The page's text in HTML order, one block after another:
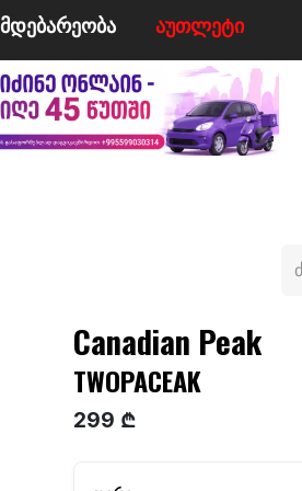
მდე​​ბარეობა ა​​უ​​​​​​თლეტი
Canadian Peak
TWOPACEAK
299 ₾